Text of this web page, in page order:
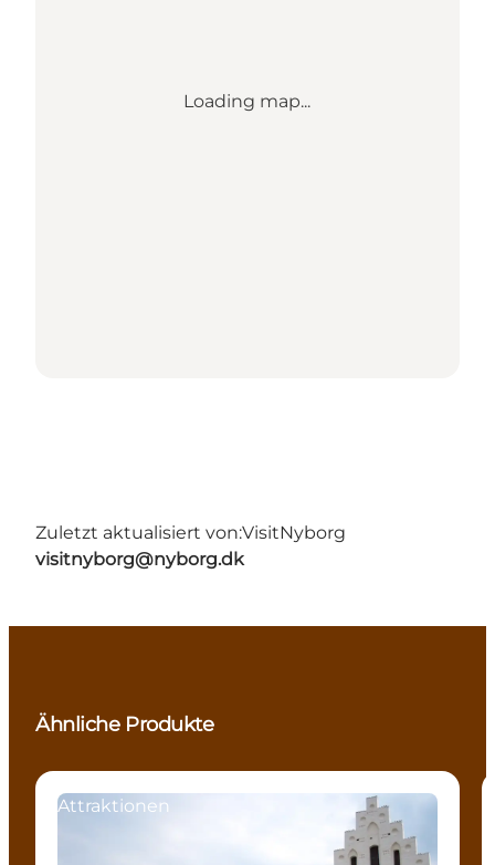
Loading map...
Zuletzt aktualisiert von:VisitNyborg
visitnyborg@nyborg.dk
Ähnliche Produkte
Attraktionen